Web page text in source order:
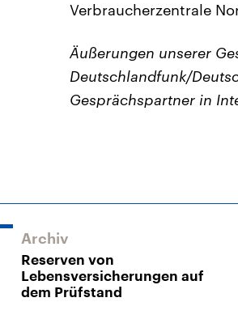
Verbraucherzentrale
Äußerungen unserer
Deutschlandfunk/
Gesprächspartner in
Archiv
Reserven von
Lebensversicherungen auf
dem Prüfstand